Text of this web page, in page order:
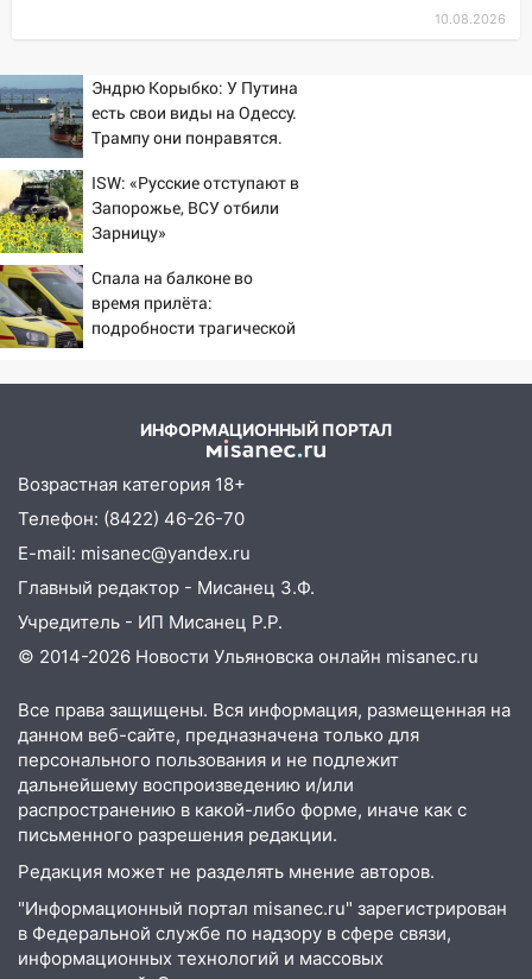
деревьев в Ульяновске
10:00
В Кузоватово ураганный ветер
повредил кровли районного дома
культуры и школы
09:20
Момент падения дерева на
машину в Ульяновске попал на видео
09:16
Утро ульяновских водителей
началось с «глухой» пробки на старом
мосту
09:10 Соцсети: на Московском шоссе в
Ульяновске произошла авария
В Ульяновске во время
диспансеризации у 26-летнего парня
выявили онкологию
07:00 Прохладная ночь и ветреный
день: прогноз погоды в Ульяновске 10
августа
06:00 Как разрушительный ураган,
парализовали Ульяновскую область: ЧП
за выходные
05:50 Пять украденных лошадей и
смертельная драка
05:00 Боль, скованность и старение
дисков: как повседневные привычки
незаметно разрушают наш позвоночник
03:00 День скрытых ловушек и
внезапных подарков судьбы: гороскоп
10.08.2026
Эндрю Корыбко: У Путина
есть свои виды на Одессу.
Трампу они понравятся.
ISW: «Русские отступают в
Запорожье, ВСУ отбили
Зарницу»
Спала на балконе во
время прилёта:
подробности трагической
ИНФОРМАЦИОННЫЙ ПОРТАЛ
Возрастная категория 18+
Телефон: (8422) 46-26-70
E-mail: misanec@yandex.ru
Главный редактор - Мисанец З.Ф.
Учредитель - ИП Мисанец Р.Р.
© 2014-2026 Новости Ульяновска онлайн misanec.ru
Все права защищены. Вся информация, размещенная на
данном веб-сайте, предназначена только для
персонального пользования и не подлежит
дальнейшему воспроизведению и/или
распространению в какой-либо форме, иначе как с
письменного разрешения редакции.
Редакция может не разделять мнение авторов.
"Информационный портал misanec.ru" зарегистрирован
в Федеральной службе по надзору в сфере связи,
информационных технологий и массовых